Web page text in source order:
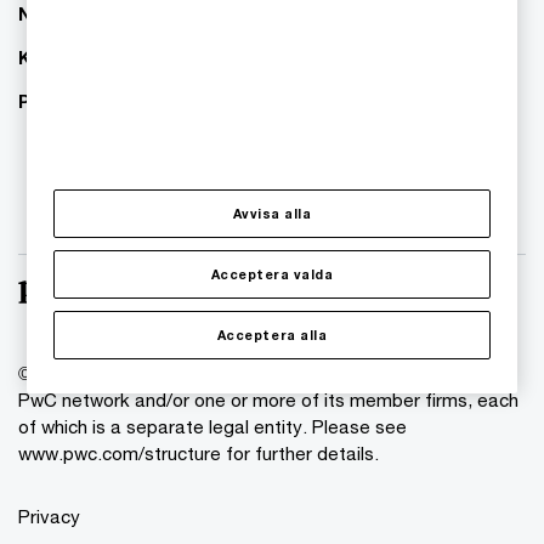
Nyhetsbrev
Karriär
PwC:s hållbarhetsarbete
© 2018 - 2026 PwC. All rights reserved. PwC refers to the
PwC network and/or one or more of its member firms, each
of which is a separate legal entity. Please see
www.pwc.com/structure for further details.
Privacy
Avvisa alla
Acceptera alla
Acceptera valda